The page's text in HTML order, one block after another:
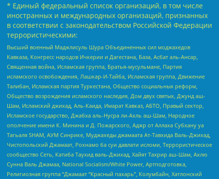
* Единый федеральный список организаций, в том числе
иностранных и международных организаций, признанных
в соответствии с законодательством Российской Федерации
террористическими:
Высший военный Маджлисуль Шура Объединенных сил моджахедов
Кавказа, Конгресс народов Ичкерии и Дагестана, База, Асбат аль-Ансар,
Священная война, Исламская группа, Братья-мусульмане, Партия
исламского освобождения, Лашкар-И-Тайба, Исламская группа, Движение
Талибан, Исламская партия Туркестана, Общество социальных реформ,
Общество возрождения исламского наследия, Дом двух святых, Джунд аш-
Шам, Исламский джихад, Аль-Каида, Имарат Кавказ, АБТО, Правый сектор,
Исламское государство, Джабха аль-Нусра ли-Ахль аш-Шам, Народное
ополчение имени К. Минина и Д. Пожарского, Аджр от Аллаха Субхану уа
Тагьаля SHAM, АУМ Синрике, Муджахеды джамаата Ат-Тавхида Валь-Джихад,
Чистопольский Джамаат, Рохнамо ба суи давлати исломи, Террористическое
сообщество Сеть, Катиба Таухид валь-Джихад, Хайят Тахрир аш-Шам, Ахлю
Сунна Валь Джамаа, National Socialism/White Power, Артподготовка,
Религиозная группа “Джамаат “Красный пахарь”, Колумбайн, Хатлонский